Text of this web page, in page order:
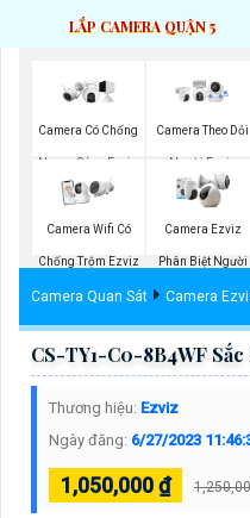
LẮP CAMERA QUẬN 5
Camera Có Chống
Ngược Sáng Ezviz
Camera Theo Dỏi
Người Ezviz
Camera Wifi Có
Chống Trộm Ezviz
Camera Ezviz
Phân Biệt Người
Camera Quan Sát Camera
CS-TY1-C0-8B4WF
Thương hiệu: Ezviz
Ngày đăng: 6/27/2023
1,050,000 ₫